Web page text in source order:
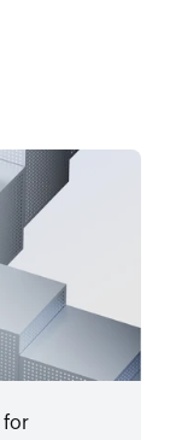
for